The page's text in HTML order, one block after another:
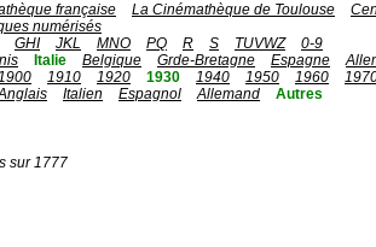
française La Cinémathèque de Toulouse
numérisés
GHI JKL MNO PQ R S TUVWZ
0-9
Italie Belgique Grde-Bretagne Espagne
1910 1920 1930 1940 1950 1960
Italien Espagnol Allemand
Autres
sur 1777